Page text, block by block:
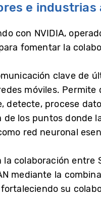
e industrias
con NVIDIA,
fomentar la
clave de
móviles.
detecte, procese
los puntos donde
red neuronal
colaboración
mediante la
su